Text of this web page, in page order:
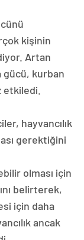
kişinin
Artan
gücü, kurban
etkiledi.
hayvancılık
gerektiğini
olması için
belirterek,
için daha
ancak